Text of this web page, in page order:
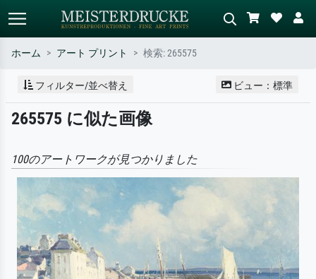
標準検索 AI画像検索
作家名・作品名・スタイルで検索
– 例：モネ、星月夜、印象派、北
シーンを説明してください – 例：
ホーム アート プリント 検索: 265575
フィルター/並べ替え ビュー：標準
265575 に似た画像
100のアートワークが見つかりました